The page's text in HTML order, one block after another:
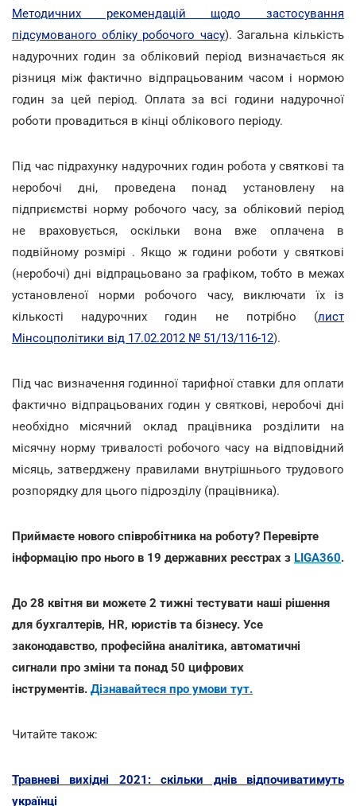
Методичних рекомендацій щодо застосування
підсумованого обліку робочого часу). Загальна кількість
надурочних годин за обліковий період визначається як
різниця між фактично відпрацьованим часом і нормою
годин за цей період. Оплата за всі години надурочної
роботи провадиться в кінці облікового періоду.
Під час підрахунку надурочних годин робота у святкові та
неробочі дні, проведена понад установлену на
підприємстві норму робочого часу, за обліковий період
не враховується, оскільки вона вже оплачена в
подвійному розмірі . Якщо ж години роботи у святкові
(неробочі) дні відпрацьовано за графіком, тобто в межах
установленої норми робочого часу, виключати їх із
кількості надурочних годин не потрібно (лист
Мінсоцполітики від 17.02.2012 № 51/13/116-12).
Під час визначення годинної тарифної ставки для оплати
фактично відпрацьованих годин у святкові, неробочі дні
необхідно місячний оклад працівника розділити на
місячну норму тривалості робочого часу на відповідний
місяць, затверджену правилами внутрішнього трудового
розпорядку для цього підрозділу (працівника).
Приймаєте нового співробітника на роботу? Перевірте
інформацію про нього в 19 державних реєстрах з LIGA360.
До 28 квітня ви можете 2 тижні тестувати наші рішення
для бухгалтерів, HR, юристів та бізнесу. Усе
законодавство, професійна аналітика, автоматичні
сигнали про зміни та понад 50 цифрових
інструментів. Дізнавайтеся про умови тут.
Читайте також:
Травневі вихідні 2021: скільки днів відпочиватимуть
українці